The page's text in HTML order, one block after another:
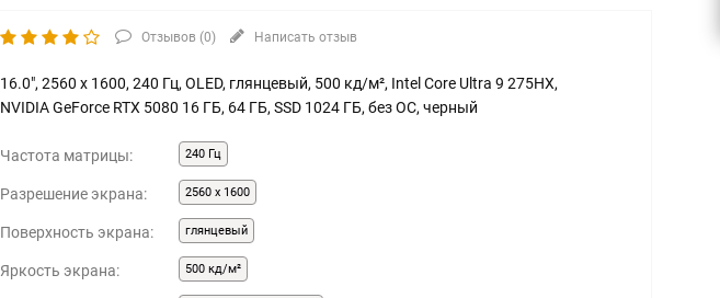
Отзывов (0) Написать отзыв
16.0", 2560 x 1600, 240 Гц, OLED, глянцевый, 500 кд/м², Intel Core Ultra 9 275HX,
NVIDIA GeForce RTX 5080 16 ГБ, 64 ГБ, SSD 1024 ГБ, без ОС, черный
Частота матрицы: 240 Гц
Разрешение экрана: 2560 x 1600
Поверхность экрана: глянцевый
Яркость экрана: 500 кд/м²